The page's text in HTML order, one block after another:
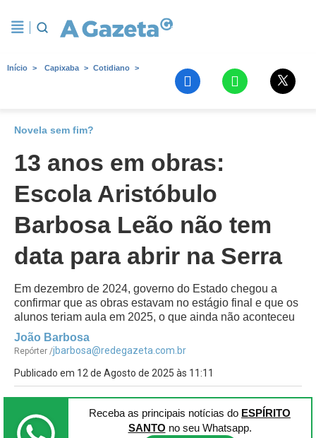
Início Capixaba Cotidiano
Novela sem fim?
13 anos em obras:
Escola Aristóbulo
Barbosa Leão não tem
data para abrir na Serra
Em dezembro de 2024, governo do Estado chegou a
confirmar que as obras estavam no estágio final e que os
alunos teriam aula em 2025, o que ainda não aconteceu
João Barbosa
Repórter /jbarbosa@redegazeta.com.br
Publicado em 12 de Agosto de 2025 às 11:11
Receba as principais notícias do ESPÍRITO
SANTO no seu Whatsapp.